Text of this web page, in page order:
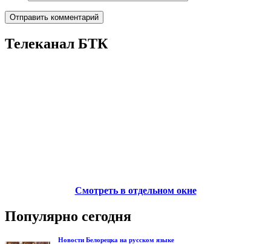
Телеканал БТК
Смотреть в отдельном окне
Популярно сегодня
Новости Белорецка на русском языке